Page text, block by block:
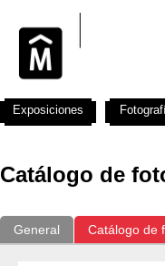
Catálogo de
General Catálogo de
Exposiciones